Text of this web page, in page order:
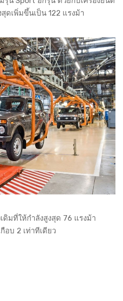
ดเพิ่มขึ้นเป็น 122 แรงม้า
ดิมที่ให้กำลังสูงสุด 76 แรงม้า
อบ 2 เท่าทีเดียว